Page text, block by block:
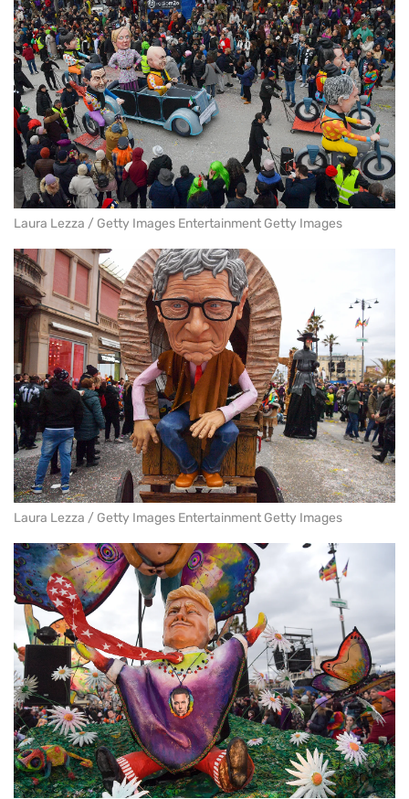
Laura Lezza / Getty Images Entertainment Getty Images
Laura Lezza / Getty Images Entertainment Getty Images